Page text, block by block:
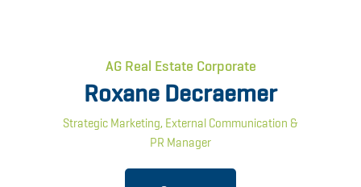
AG Real Estate Corporate
Roxane Decraemer
Strategic Marketing, External Communication &
PR Manager